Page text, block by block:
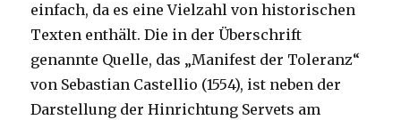
einfach, da es eine Vielzahl von historischen
Texten enthält. Die in der Überschrift
genannte Quelle, das „Manifest der Toleranz“
von Sebastian Castellio (1554), ist neben der
Darstellung der Hinrichtung Servets am